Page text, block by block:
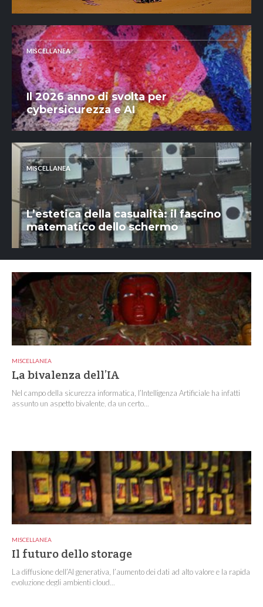
MISCELLANEA
Il 2026 anno di svolta per
cybersicurezza e AI
MISCELLANEA
L’estetica della casualità: il fascino
matematico dello schermo
MISCELLANEA
La bivalenza dell’IA
Nel campo della sicurezza informatica, l’Intelligenza Artificiale ha infatti
assunto un aspetto bivalente, da un certo...
MISCELLANEA
Il futuro dello storage
La diffusione dell’AI generativa, l’aumento dei dati ad alto valore e la rapida
evoluzione degli ambienti cloud...